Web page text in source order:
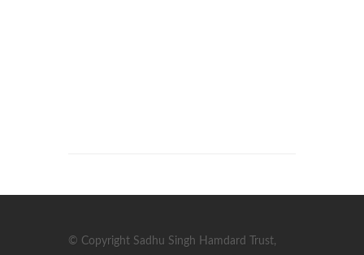
© Copyright Sadhu Singh Hamdard Trust,